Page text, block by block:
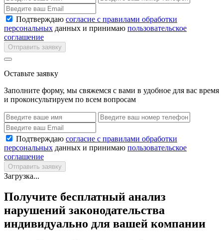
Подтверждаю согласие с правилами обработки
персональных данных и принимаю пользовательское
соглашение
Отправить заявку
Оставьте заявку
Заполните форму, мы свяжемся с вами в удобное для вас время
и проконсультируем по всем вопросам
Подтверждаю согласие с правилами обработки
персональных данных и принимаю пользовательское
соглашение
Отправить заявку
Загрузка...
Получите бесплатный анализ
нарушений законодательства
индивидуально для вашей компании